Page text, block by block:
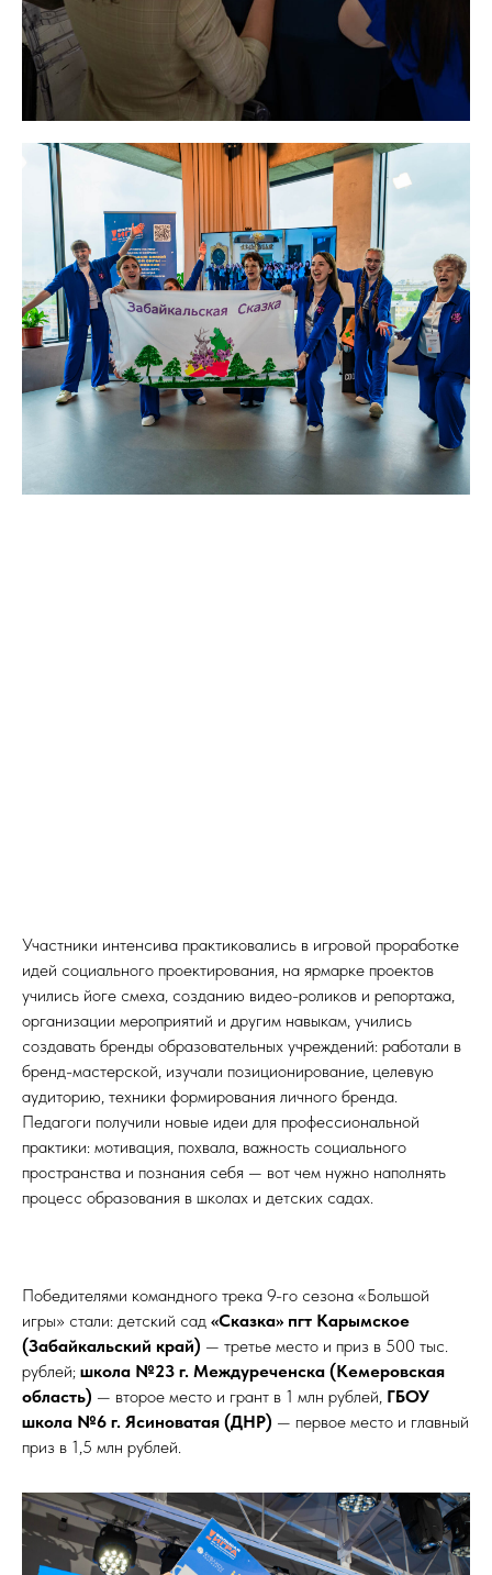
Участники интенсива практиковались в игровой проработке
идей социального проектирования, на ярмарке проектов
учились йоге смеха, созданию видео-роликов и репортажа,
организации мероприятий и другим навыкам, учились
создавать бренды образовательных учреждений: работали в
бренд-мастерской, изучали позиционирование, целевую
аудиторию, техники формирования личного бренда.
Педагоги получили новые идеи для профессиональной
практики: мотивация, похвала, важность социального
пространства и познания себя — вот чем нужно наполнять
процесс образования в школах и детских садах.
Победителями командного трека 9-го сезона «Большой
игры» стали: детский сад «Сказка» пгт Карымское
(Забайкальский край) — третье место и приз в 500 тыс.
рублей; школа №23 г. Междуреченска (Кемеровская
область) — второе место и грант в 1 млн рублей, ГБОУ
школа №6 г. Ясиноватая (ДНР) — первое место и главный
приз в 1,5 млн рублей.